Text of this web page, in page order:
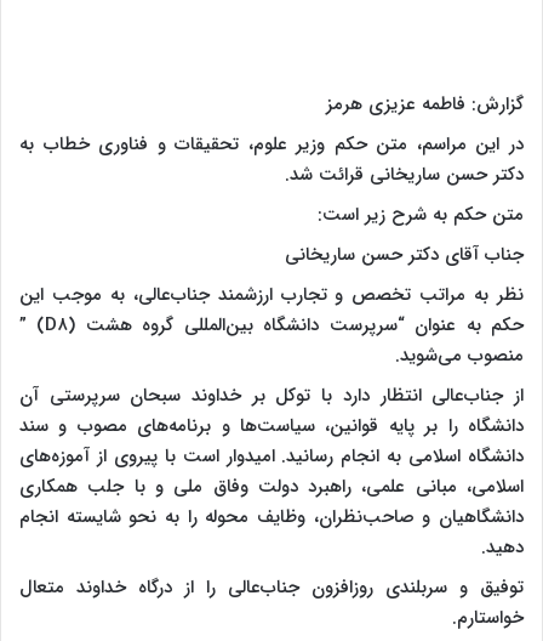
گزارش: فاطمه عزیزی هرمز
در این مراسم، متن حکم وزیر علوم، تحقیقات و فناوری خطاب به
دکتر حسن ساریخانی قرائت شد.
متن حکم به شرح زیر است:
جناب آقای دکتر حسن ساریخانی
نظر به مراتب تخصص و تجارب ارزشمند جناب‌عالی، به موجب این
حکم به عنوان “سرپرست دانشگاه بین‌المللی گروه هشت (D۸) ”
منصوب می‌شوید.
از جناب‌عالی انتظار دارد با توکل بر خداوند سبحان سرپرستی آن
دانشگاه را بر پایه قوانین، سیاست‌ها و برنامه‌های مصوب و سند
دانشگاه اسلامی به انجام رسانید. امیدوار است با پیروی از آموزه‌های
اسلامی، مبانی علمی، راهبرد دولت وفاق ملی و با جلب همکاری
دانشگاهیان و صاحب‌نظران، وظایف محوله را به نحو شایسته انجام
دهید.
توفیق و سربلندی روزافزون جناب‌عالی را از درگاه خداوند متعال
خواستارم.